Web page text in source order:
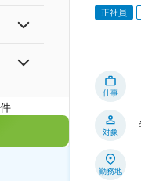
件
正社員
仕事
対象
勤務地